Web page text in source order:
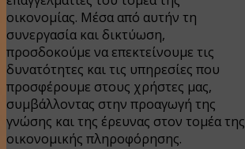
οικονομίας. Μέσα από αυτήν τη
συνεργασία και δικτύωση,
προσδοκούμε να επεκτείνουμε τις
δυνατότητες και τις υπηρεσίες που
προσφέρουμε στους χρήστες μας,
συμβάλλοντας στην προαγωγή της
γνώσης και της έρευνας στον τομέα της
οικονομικής πληροφόρησης.